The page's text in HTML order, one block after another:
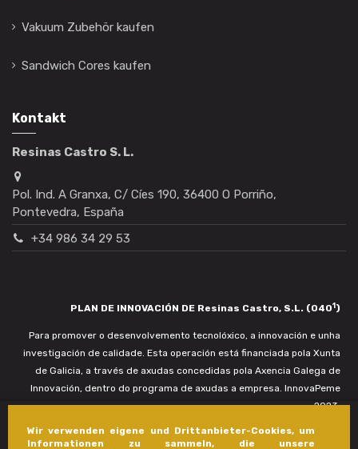
Wir verwenden eigene und Drittanbieter-Cookies, um
Informationen zu sammeln, die unsere
Vakuum Zubehör kaufen
Sandwich Cores kaufen
Kontakt
Resinas Castro S. L.
Pol. Ind. A Granxa, C/ Cíes 190, 36400 O Porriño,
Pontevedra, España
+34 986 34 29 53
PLAN DE INNOVACIÓN DE Resinas Castro, S.L. (0401)
Para promover o desenvolvemento tecnolóxico, a innovación e unha
investigación de calidade. Esta operación está financiada pola Xunta
de Galicia, a través de axudas concedidas pola Axencia Galega de
Innovación, dentro do programa de axudas a empresa. InnovaPeme
2023.